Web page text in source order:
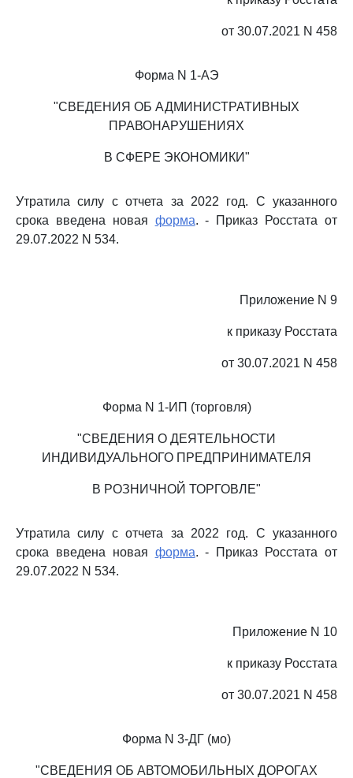
от 30.07.2021 N 458
Форма N 1-АЭ
"СВЕДЕНИЯ ОБ АДМИНИСТРАТИВНЫХ
ПРАВОНАРУШЕНИЯХ
В СФЕРЕ ЭКОНОМИКИ"
Утратила силу с отчета за 2022 год. С указанного
срока введена новая форма. - Приказ Росстата от
29.07.2022 N 534.
Приложение N 9
к приказу Росстата
от 30.07.2021 N 458
Форма N 1-ИП (торговля)
"СВЕДЕНИЯ О ДЕЯТЕЛЬНОСТИ
ИНДИВИДУАЛЬНОГО ПРЕДПРИНИМАТЕЛЯ
В РОЗНИЧНОЙ ТОРГОВЛЕ"
Утратила силу с отчета за 2022 год. С указанного
срока введена новая форма. - Приказ Росстата от
29.07.2022 N 534.
Приложение N 10
к приказу Росстата
от 30.07.2021 N 458
Форма N 3-ДГ (мо)
"СВЕДЕНИЯ ОБ АВТОМОБИЛЬНЫХ ДОРОГАХ